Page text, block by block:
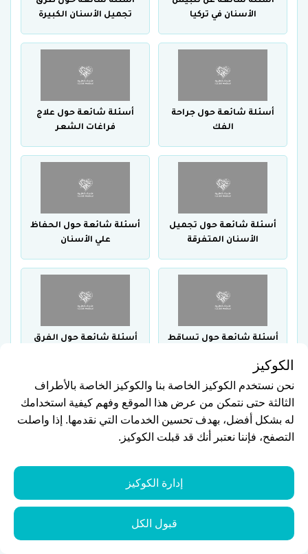
الأسنان في تركيا
تجميل الأسنان الكبيرة
أسئلة شائعة حول جراحة
الفك
أسئلة شائعة حول علاج
فراغات الشعر
أسئلة شائعة حول تجميل
الأسنان المتفرقة
أسئلة شائعة حول الحفاظ
علي الأسنان
أسئلة شائعة حول تساقط
أسئلة شائعة حول الفرق
أسئلة شائعة عن عمليات
أسئلة شائعة عن التهاب
الكوكيز
نحن نستخدم الكوكيز الخاصة بنا والكوكيز الخاصة بالأطراف
الثالثة حتى نتمكن من عرض هذا الموقع وفهم كيفية استخدامك
له بشكل أفضل، بهدف تحسين الخدمات التي نقدمها. إذا واصلت
التصفح، فإننا نعتبر أنك قد قبلت الكوكيز.
إدارة الكوكيز
قبول الكل